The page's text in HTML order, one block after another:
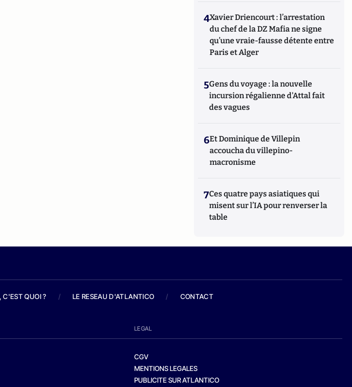
4Xavier Driencourt : l’arrestation
du chef de la DZ Mafia ne signe
qu’une vraie-fausse détente entre
Paris et Alger
5Gens du voyage : la nouvelle
incursion régalienne d'Attal fait
des vagues
6Et Dominique de Villepin
accoucha du villepino-
macronisme
7Ces quatre pays asiatiques qui
misent sur l’IA pour renverser la
table
C'EST QUOI ? / LE RESEAU D'ATLANTICO / CONTACT
LEGAL
CGV
MENTIONS LEGALES
PUBLICITE SUR ATLANTICO